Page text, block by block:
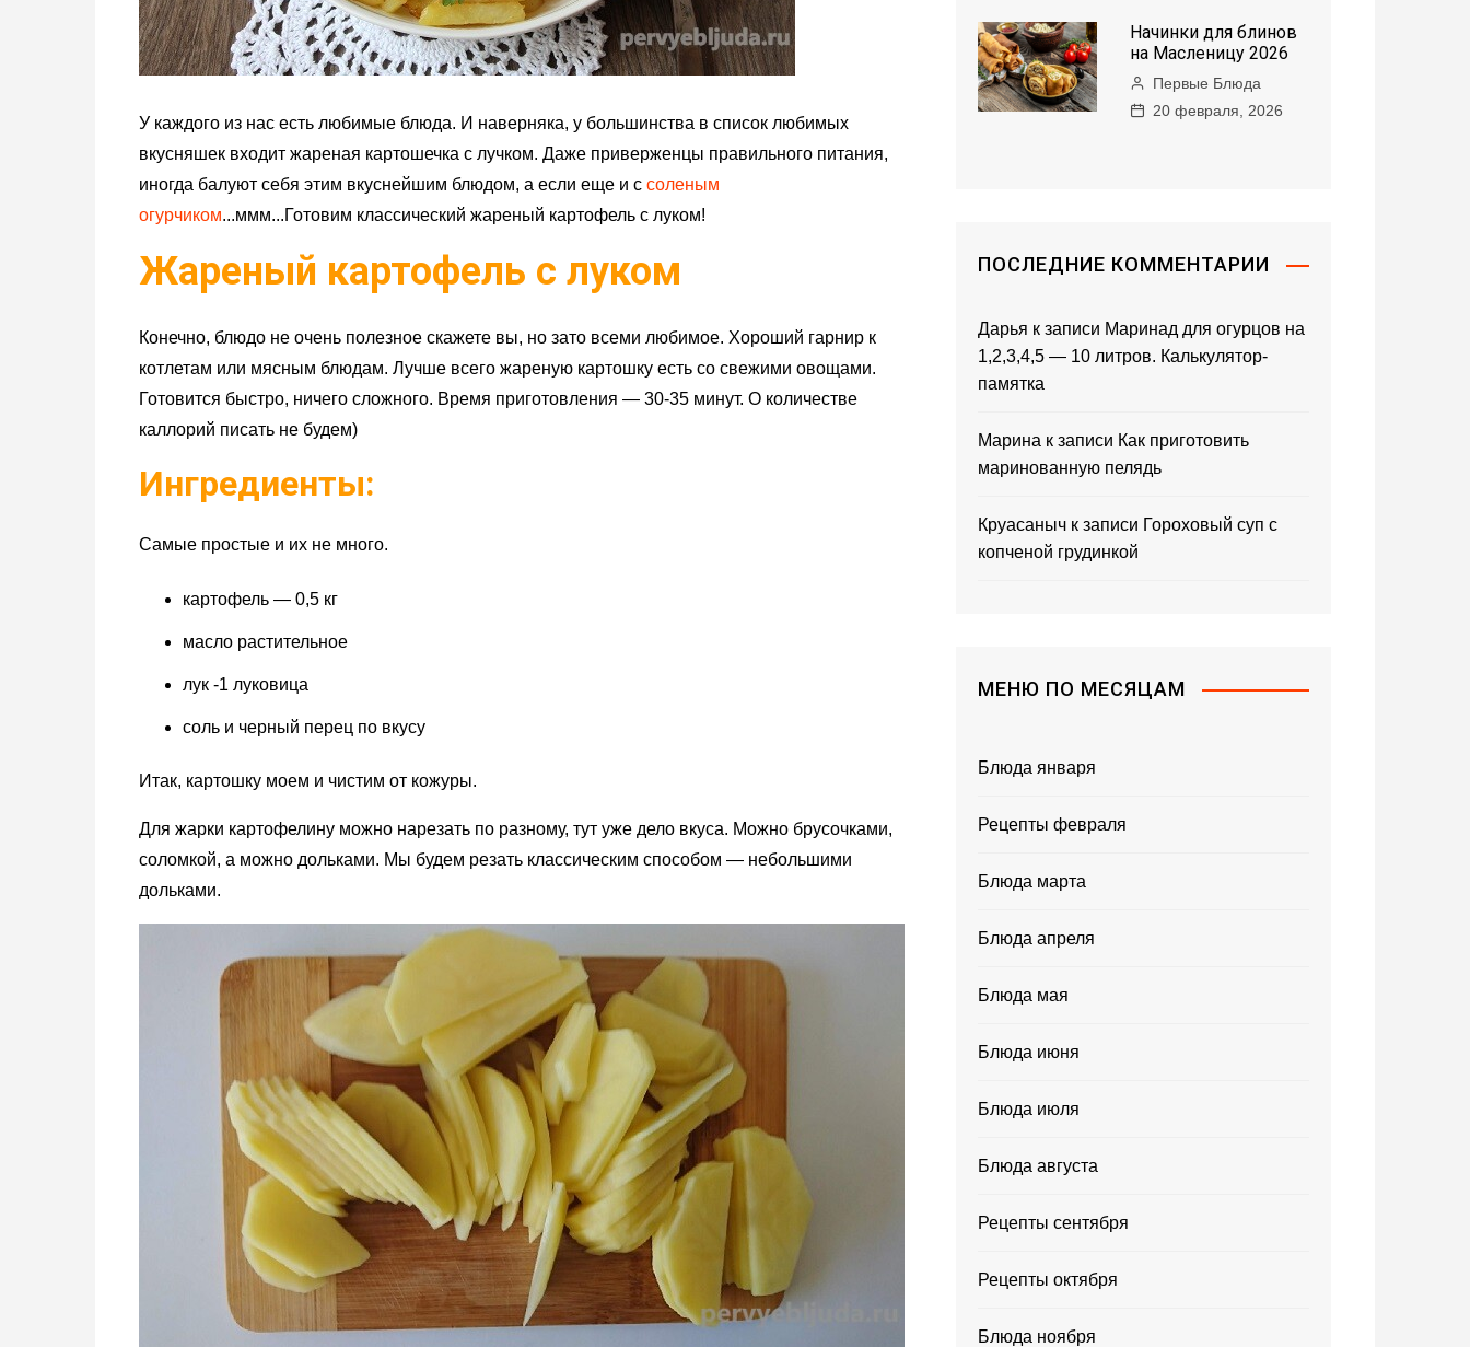
У каждого из нас есть любимые блюда. И наверняка, у большинства в список любимых
вкусняшек входит жареная картошечка с лучком. Даже приверженцы правильного питания,
иногда балуют себя этим вкуснейшим блюдом, а если еще и с соленым
огурчиком...ммм...Готовим классический жареный картофель с луком!
Жареный картофель с луком
Конечно, блюдо не очень полезное скажете вы, но зато всеми любимое. Хороший гарнир к
котлетам или мясным блюдам. Лучше всего жареную картошку есть со свежими овощами.
Готовится быстро, ничего сложного. Время приготовления — 30-35 минут. О количестве
каллорий писать не будем)
Ингредиенты:
Самые простые и их не много.
картофель — 0,5 кг
масло растительное
лук -1 луковица
соль и черный перец по вкусу
Итак, картошку моем и чистим от кожуры.
Для жарки картофелину можно нарезать по разному, тут уже дело вкуса. Можно брусочками,
соломкой, а можно дольками. Мы будем резать классическим способом — небольшими
дольками.
Начинки для блинов
на Масленицу 2026
Первые Блюда
20 февраля, 2026
ПОСЛЕДНИЕ КОММЕНТАРИИ
Дарья к записи Маринад для огурцов на
1,2,3,4,5 — 10 литров. Калькулятор-
памятка
Марина к записи Как приготовить
маринованную пелядь
Круасанычк записи Гороховый суп с
копченой грудинкой
МЕНЮ ПО МЕСЯЦАМ
Блюда января
Рецепты февраля
Блюда марта
Блюда апреля
Блюда мая
Блюда июня
Блюда июля
Блюда августа
Рецепты сентября
Рецепты октября
Блюда ноября